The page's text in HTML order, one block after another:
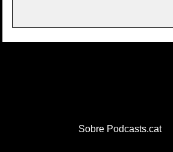
Sobre Podcasts.cat